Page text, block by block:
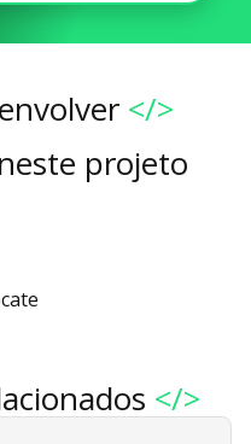
</>
projeto
</>